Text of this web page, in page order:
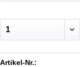
Artikel-Nr.: